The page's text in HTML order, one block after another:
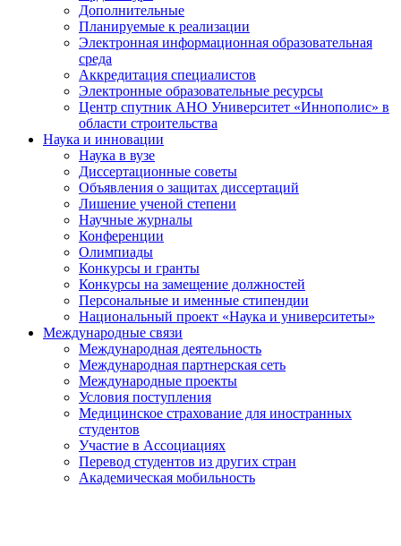
Дополнительные
Планируемые к реализации
Электронная информационная образовательная
среда
Аккредитация специалистов
Электронные образовательные ресурсы
Центр спутник АНО Университет «Иннополис» в
области строительства
Наука и инновации
Наука в вузе
Диссертационные советы
Объявления о защитах диссертаций
Лишение ученой степени
Научные журналы
Конференции
Олимпиады
Конкурсы и гранты
Конкурсы на замещение должностей
Персональные и именные стипендии
Национальный проект «Наука и университеты»
Международные связи
Международная деятельность
Международная партнерская сеть
Международные проекты
Условия поступления
Медицинское страхование для иностранных
студентов
Участие в Ассоциациях
Перевод студентов из других стран
Академическая мобильность